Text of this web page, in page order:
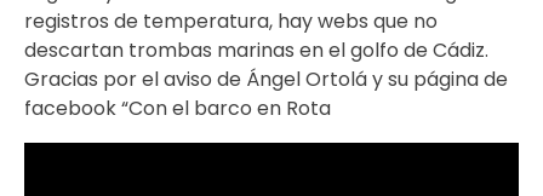
registros de temperatura, hay webs que no
descartan trombas marinas en el golfo de Cádiz.
Gracias por el aviso de Ángel Ortolá y su página de
facebook “Con el barco en Rota